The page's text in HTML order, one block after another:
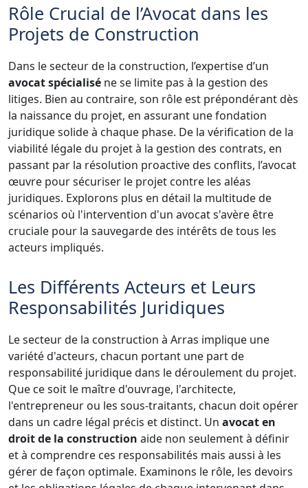
Rôle Crucial de l’Avocat dans les
Projets de Construction
Dans le secteur de la construction, l’expertise d’un
avocat spécialisé ne se limite pas à la gestion des
litiges. Bien au contraire, son rôle est prépondérant dès
la naissance du projet, en assurant une fondation
juridique solide à chaque phase. De la vérification de la
viabilité légale du projet à la gestion des contrats, en
passant par la résolution proactive des conflits, l’avocat
œuvre pour sécuriser le projet contre les aléas
juridiques. Explorons plus en détail la multitude de
scénarios où l'intervention d'un avocat s'avère être
cruciale pour la sauvegarde des intérêts de tous les
acteurs impliqués.
Les Différents Acteurs et Leurs
Responsabilités Juridiques
Le secteur de la construction à Arras implique une
variété d'acteurs, chacun portant une part de
responsabilité juridique dans le déroulement du projet.
Que ce soit le maître d'ouvrage, l'architecte,
l'entrepreneur ou les sous-traitants, chacun doit opérer
dans un cadre légal précis et distinct. Un avocat en
droit de la construction aide non seulement à définir
et à comprendre ces responsabilités mais aussi à les
gérer de façon optimale. Examinons le rôle, les devoirs